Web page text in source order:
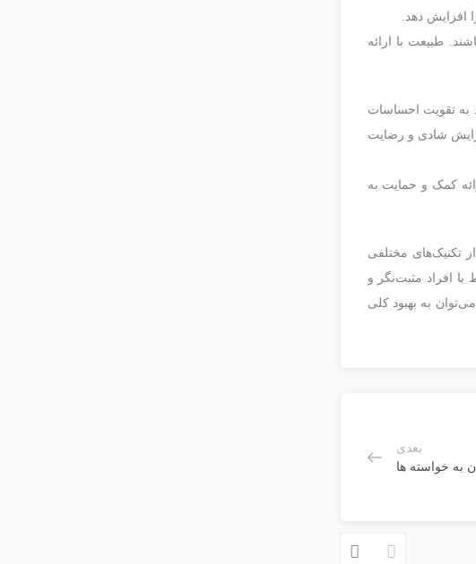
افزایش دهد.
طبیعت با ارائه
به تقویت احساسات
شادی و رضایت
کمک و حمایت به
تکنیک‌های مختلفی
افراد مثبت‌نگر و
به بهبود کلی
بعدی